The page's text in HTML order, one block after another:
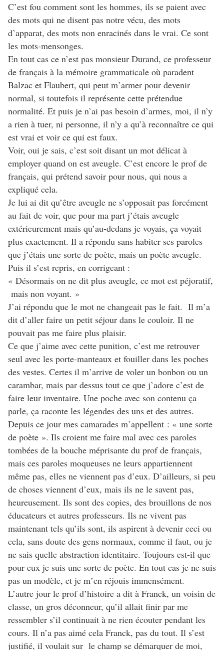
C’est fou comment sont les hommes, ils se paient avec
des mots qui ne disent pas notre vécu, des mots
d’apparat, des mots non enracinés dans le vrai. Ce sont
les mots-mensonges.
En tout cas ce n’est pas monsieur Durand, ce professeur
de français à la mémoire grammaticale où paradent
Balzac et Flaubert, qui peut m’armer pour devenir
normal, si toutefois il représente cette prétendue
normalité. Et puis je n’ai pas besoin d’armes, moi, il n’y
a rien à tuer, ni personne, il n’y a qu’à reconnaître ce qui
est vrai et voir ce qui est faux.
Voir, oui je sais, c’est soit disant un mot délicat à
employer quand on est aveugle. C’est encore le prof de
français, qui prétend savoir pour nous, qui nous a
expliqué cela.
Je lui ai dit qu’être aveugle ne s’opposait pas forcément
au fait de voir, que pour ma part j’étais aveugle
extérieurement mais qu’au-dedans je voyais, ça voyait
plus exactement. Il a répondu sans habiter ses paroles
que j’étais une sorte de poète, mais un poète aveugle.
Puis il s’est repris, en corrigeant :
« Désormais on ne dit plus aveugle, ce mot est péjoratif,
mais non voyant. »
J’ai répondu que le mot ne changeait pas le fait. Il m’a
dit d’aller faire un petit séjour dans le couloir. Il ne
pouvait pas me faire plus plaisir.
Ce que j’aime avec cette punition, c’est me retrouver
seul avec les porte-manteaux et fouiller dans les poches
des vestes. Certes il m’arrive de voler un bonbon ou un
carambar, mais par dessus tout ce que j’adore c’est de
faire leur inventaire. Une poche avec son contenu ça
parle, ça raconte les légendes des uns et des autres.
Depuis ce jour mes camarades m’appellent : « une sorte
de poète ». Ils croient me faire mal avec ces paroles
tombées de la bouche méprisante du prof de français,
mais ces paroles moqueuses ne leurs appartiennent
même pas, elles ne viennent pas d’eux. D’ailleurs, si peu
de choses viennent d’eux, mais ils ne le savent pas,
heureusement. Ils sont des copies, des brouillons de nos
éducateurs et autres professeurs. Ils ne vivent pas
maintenant tels qu’ils sont, ils aspirent à devenir ceci ou
cela, sans doute des gens normaux, comme il faut, ou je
ne sais quelle abstraction identitaire. Toujours est-il que
pour eux je suis une sorte de poète. En tout cas je ne suis
pas un modèle, et je m’en réjouis immensément.
L’autre jour le prof d’histoire a dit à Franck, un voisin de
classe, un gros déconneur, qu’il allait finir par me
ressembler s’il continuait à ne rien écouter pendant les
cours. Il n’a pas aimé cela Franck, pas du tout. Il s’est
justifié, il voulait sur le champ se démarquer de moi,